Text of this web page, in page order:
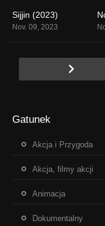
Sijjin (2023)
Nov. 09, 2023
Gatunek
Akcja i Przygoda
Akcja, filmy akcji
Animacja
Dokumentalny